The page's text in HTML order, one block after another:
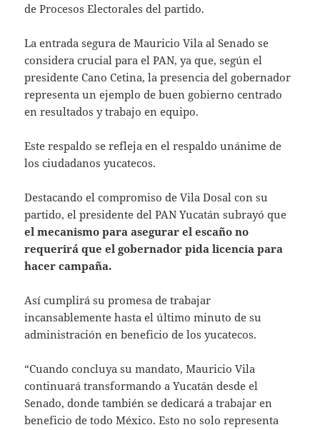
de Procesos Electorales del partido.
La entrada segura de Mauricio Vila al Senado se
considera crucial para el PAN, ya que, según el
presidente Cano Cetina, la presencia del gobernador
representa un ejemplo de buen gobierno centrado
en resultados y trabajo en equipo.
Este respaldo se refleja en el respaldo unánime de
los ciudadanos yucatecos.
Destacando el compromiso de Vila Dosal con su
partido, el presidente del PAN Yucatán subrayó que
el mecanismo para asegurar el escaño no
requerirá que el gobernador pida licencia para
hacer campaña.
Así cumplirá su promesa de trabajar
incansablemente hasta el último minuto de su
administración en beneficio de los yucatecos.
“Cuando concluya su mandato, Mauricio Vila
continuará transformando a Yucatán desde el
Senado, donde también se dedicará a trabajar en
beneficio de todo México. Esto no solo representa